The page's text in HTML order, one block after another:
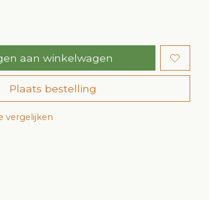
aan winkelwagen
Plaats bestelling
vergelijken